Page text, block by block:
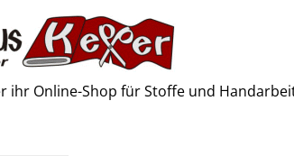
ihr Online-Shop für Stoffe und